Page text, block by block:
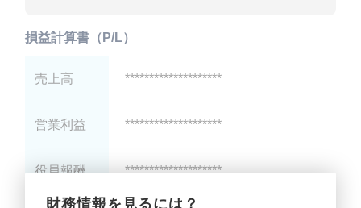
財務情報を見るには？
損益計算書（P/L）
売上高 ********************
営業利益 ********************
役員報酬 ********************